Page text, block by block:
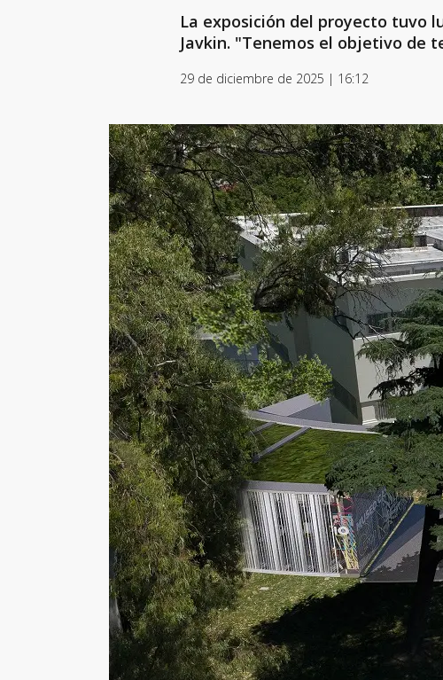
La exposición del proyecto tuvo
Javkin. "Tenemos el objetivo de
29 de diciembre de 2025 | 16:12